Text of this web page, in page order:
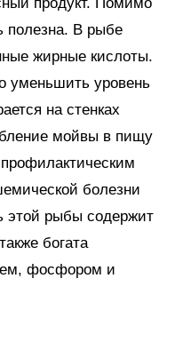
полезна. В рыбе
жирные кислоты.
уменьшить уровень
на стенках
мойвы в пищу
болезни
этой рыбы содержит
богата
фосфором и